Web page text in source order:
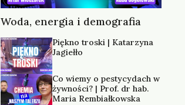
Woda, energia i demografia
Piękno troski | Katarzyna
Jagiełło
Co wiemy o pestycydach w
żywności? | Prof. dr hab.
Maria Rembiałkowska